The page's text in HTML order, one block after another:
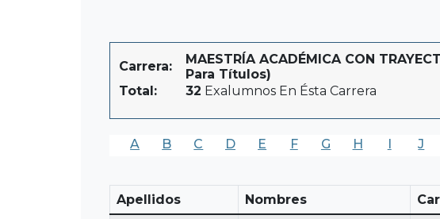
Carrera:
MAESTRÍA ACADÉMICA CON
Para Títulos)
Total:
32 Exalumnos En Ésta Carrera
A B C D E F G H I J
Apellidos Nombres